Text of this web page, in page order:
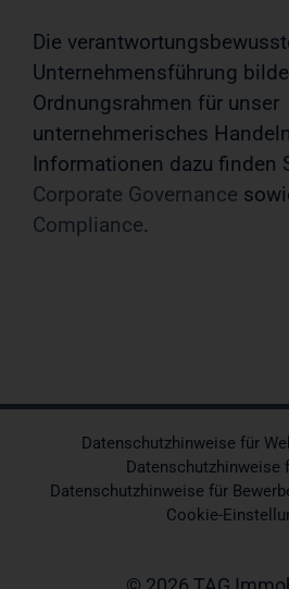
Die
Unternehmensführung
Ordnungsrahmen für unser
unternehmerisches
Informationen dazu finden
Corporate Governance
Compliance.
Datenschutzhinweise für
Datenschutzhinweise
Datenschutzhinweise für
Cookie-